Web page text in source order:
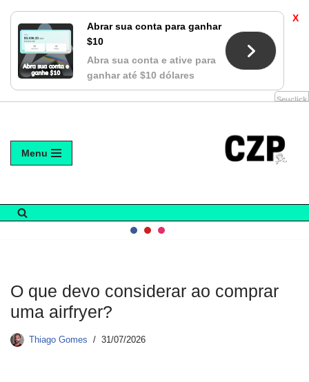
Avançar
para
o
Menu
O que devo considerar ao comprar
uma airfryer?
Thiago Gomes 31/07/2026
X
Abrar sua conta para ganhar
$10
Abra sua conta e ative para
ganhar até $10 dólares
Seuclick